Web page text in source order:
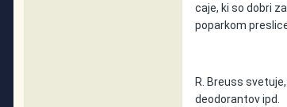
caje, ki so dobri
poparkom
R. Breuss
deodorantov ipd.